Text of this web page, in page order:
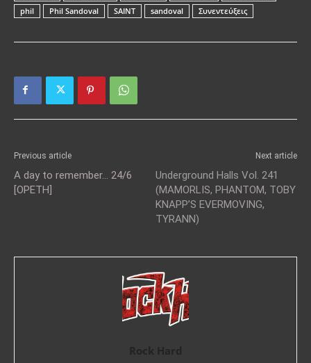
phil
Phil Sandoval SAINT sandoval Συνεντεύξεις
Previous article
A day to remember… 24/6
[OPETH]
Next article
Underground Halls Vol. 241
(MAMORLIS, PHANTOM, TOBY
KNAPP’S EVERMOVING,
TYRANN)